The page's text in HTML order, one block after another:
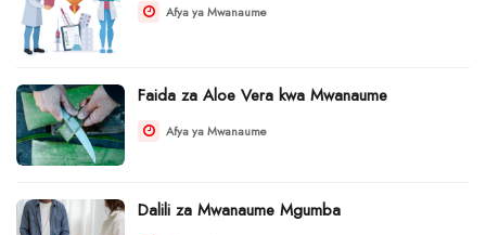
Afya ya Mwanaume
Faida za Aloe Vera kwa Mwanaume
Afya ya Mwanaume
Dalili za Mwanaume Mgumba